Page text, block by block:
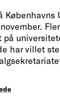
på
har villet